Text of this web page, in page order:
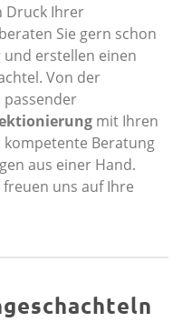
Druck Ihrer
Sie gern schon
erstellen einen
Von der
passender
mit Ihren
kompetente Beratung
aus einer Hand.
uns auf Ihre